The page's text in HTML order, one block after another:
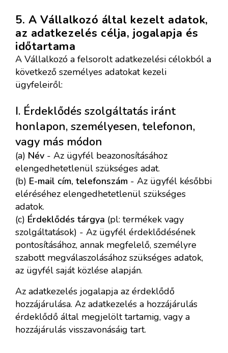
5. A Vállalkozó által kezelt adatok,
az adatkezelés célja, jogalapja és
időtartama
A Vállalkozó a felsorolt adatkezelési célokból a
következő személyes adatokat kezeli
ügyfeleiről:
I. Érdeklődés szolgáltatás iránt
honlapon, személyesen, telefonon,
vagy más módon
(a) Név - Az ügyfél beazonosításához
elengedhetetlenül szükséges adat.
(b) E-mail cím, telefonszám - Az ügyfél későbbi
eléréséhez elengedhetetlenül szükséges
adatok.
(c) Érdeklődés tárgya (pl: termékek vagy
szolgáltatások) - Az ügyfél érdeklődésének
pontosításához, annak megfelelő, személyre
szabott megválaszolásához szükséges adatok,
az ügyfél saját közlése alapján.
Az adatkezelés jogalapja az érdeklődő
hozzájárulása. Az adatkezelés a hozzájárulás
érdeklődő által megjelölt tartamig, vagy a
hozzájárulás visszavonásáig tart.